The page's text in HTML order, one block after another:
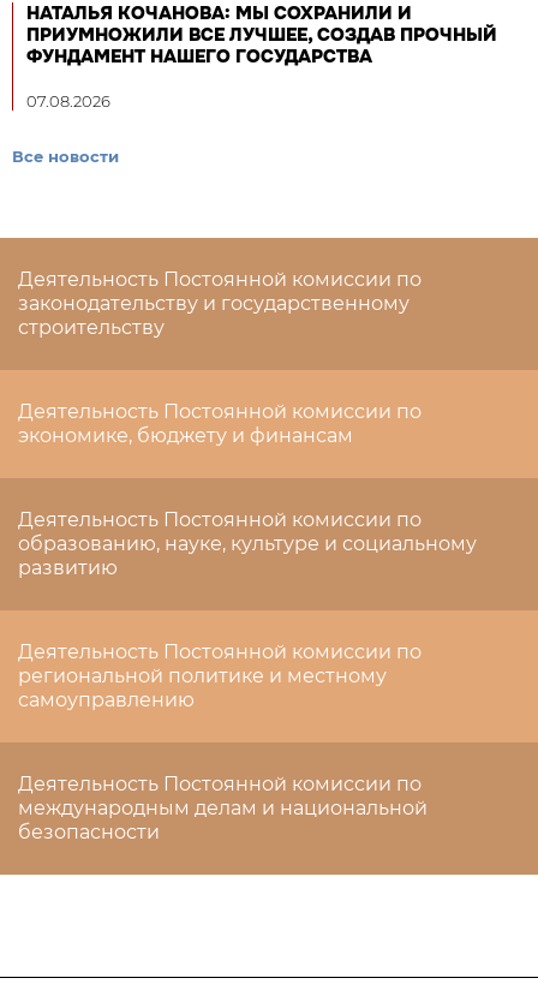
НАТАЛЬЯ КОЧАНОВА: МЫ СОХРАНИЛИ И
ПРИУМНОЖИЛИ ВСЕ ЛУЧШЕЕ, СОЗДАВ ПРОЧНЫЙ
ФУНДАМЕНТ НАШЕГО ГОСУДАРСТВА
07.08.2026
Все новости
Деятельность Постоянной комиссии по
законодательству и государственному
строительству
Деятельность Постоянной комиссии по
экономике, бюджету и финансам
Деятельность Постоянной комиссии по
образованию, науке, культуре и социальному
развитию
Деятельность Постоянной комиссии по
региональной политике и местному
самоуправлению
Деятельность Постоянной комиссии по
международным делам и национальной
безопасности